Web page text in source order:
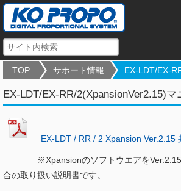
TOP サポート情報 EX-LDT/EX-
EX-LDT/EX-RR/2(XpansionVer2.15)マ
EX-LDT / RR / 2 Xpansion Ver.2.15
※XpansionのソフトウエアをVer.2.15
合の取り扱い説明書です。